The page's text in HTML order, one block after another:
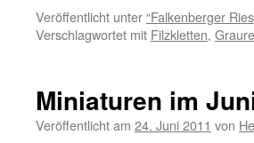
Veröffentlicht unter“Falkenberger
Verschlagwortet mit Filzkletten,
Miniaturen im
Veröffentlicht am 24. Juni 2011 von